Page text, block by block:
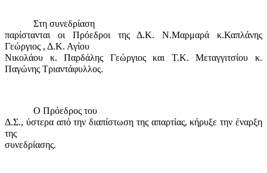
Στη συνεδρίαση
παρίστανται οι Πρόεδροι της Δ.Κ. Ν.Μαρμαρά κ.Καπλάνης
Γεώργιος , Δ.Κ. Αγίου
Νικολάου κ. Παρδάλης Γεώργιος και Τ.Κ. Μεταγγιτσίου κ.
Παγώνης Τριαντάφυλλος.
Ο Πρόεδρος του
Δ.Σ., ύστερα από την διαπίστωση της απαρτίας, κήρυξε την έναρξη
της
συνεδρίασης.